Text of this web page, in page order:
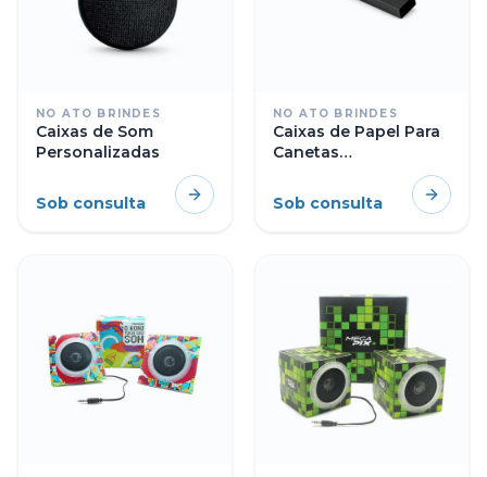
NO ATO BRINDES
Caixas de Som
Personalizadas
Sob consulta
NO ATO BRINDES
Caixas de Papel Para
Canetas
Sob consulta